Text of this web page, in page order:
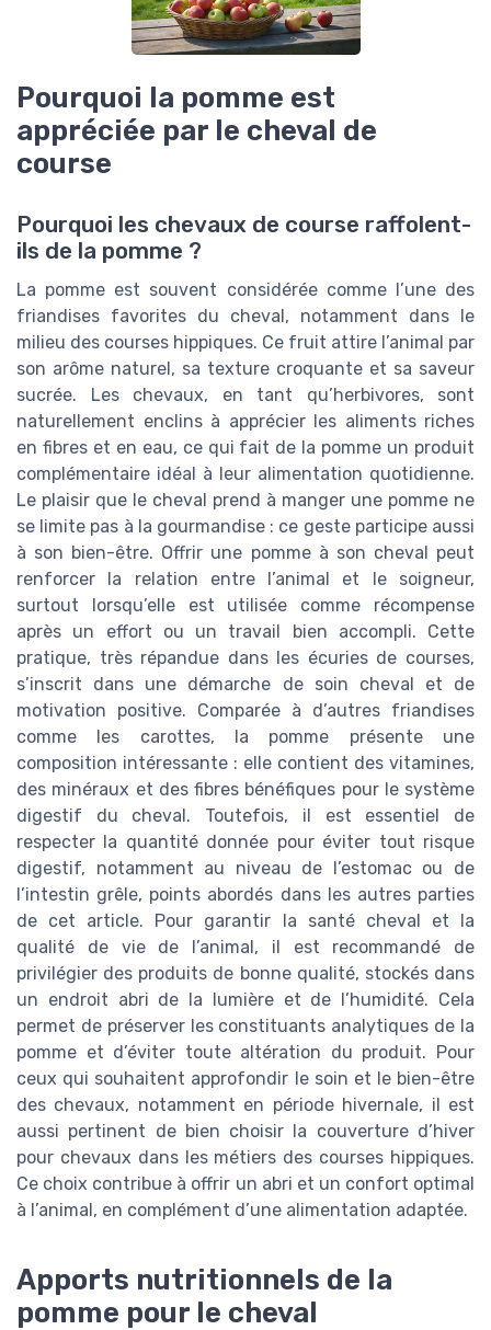
Pourquoi la pomme est
appréciée par le cheval de
course
Pourquoi les chevaux de course raffolent-
ils de la pomme ?
La pomme est souvent considérée comme l’une des
friandises favorites du cheval, notamment dans le
milieu des courses hippiques. Ce fruit attire l’animal par
son arôme naturel, sa texture croquante et sa saveur
sucrée. Les chevaux, en tant qu’herbivores, sont
naturellement enclins à apprécier les aliments riches
en fibres et en eau, ce qui fait de la pomme un produit
complémentaire idéal à leur alimentation quotidienne.
Le plaisir que le cheval prend à manger une pomme ne
se limite pas à la gourmandise : ce geste participe aussi
à son bien-être. Offrir une pomme à son cheval peut
renforcer la relation entre l’animal et le soigneur,
surtout lorsqu’elle est utilisée comme récompense
après un effort ou un travail bien accompli. Cette
pratique, très répandue dans les écuries de courses,
s’inscrit dans une démarche de soin cheval et de
motivation positive. Comparée à d’autres friandises
comme les carottes, la pomme présente une
composition intéressante : elle contient des vitamines,
des minéraux et des fibres bénéfiques pour le système
digestif du cheval. Toutefois, il est essentiel de
respecter la quantité donnée pour éviter tout risque
digestif, notamment au niveau de l’estomac ou de
l’intestin grêle, points abordés dans les autres parties
de cet article. Pour garantir la santé cheval et la
qualité de vie de l’animal, il est recommandé de
privilégier des produits de bonne qualité, stockés dans
un endroit abri de la lumière et de l’humidité. Cela
permet de préserver les constituants analytiques de la
pomme et d’éviter toute altération du produit. Pour
ceux qui souhaitent approfondir le soin et le bien-être
des chevaux, notamment en période hivernale, il est
aussi pertinent de bien choisir la couverture d’hiver
pour chevaux dans les métiers des courses hippiques.
Ce choix contribue à offrir un abri et un confort optimal
à l’animal, en complément d’une alimentation adaptée.
Apports nutritionnels de la
pomme pour le cheval